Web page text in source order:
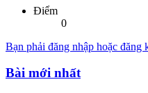
Điểm
0
Bạn phải đăng nhập hoặc đăng
Bài mới nhất